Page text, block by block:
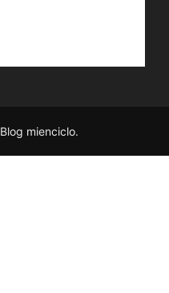
Blog mienciclo.